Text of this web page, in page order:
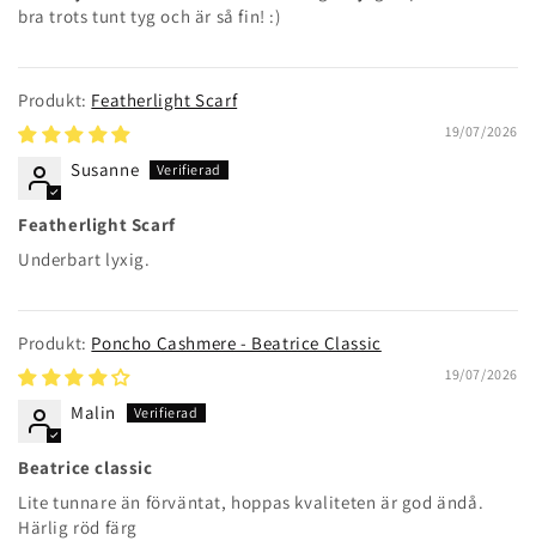
bra trots tunt tyg och är så fin! :)
Featherlight Scarf
19/07/2026
Susanne
Featherlight Scarf
Underbart lyxig.
Poncho Cashmere - Beatrice Classic
19/07/2026
Malin
Beatrice classic
Lite tunnare än förväntat, hoppas kvaliteten är god ändå.
Härlig röd färg